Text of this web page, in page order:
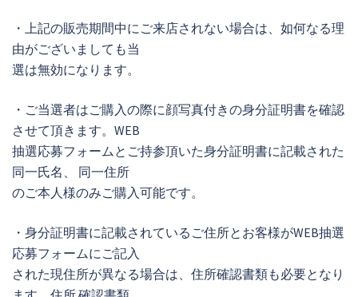
・上記の販売期間中にご来店されない場合は、如何なる理
由がございましても当
選は無効になります。
・ご当選者はご購入の際に顔写真付きの身分証明書を確認
させて頂きます。WEB
抽選応募フォームとご持参頂いた身分証明書に記載された
同一氏名、 同一住所
のご本人様のみご購入可能です。
・身分証明書に記載されているご住所とお客様がWEB抽選
応募フォームにご記入
された現住所が異なる場合は、住所確認書類も必要となり